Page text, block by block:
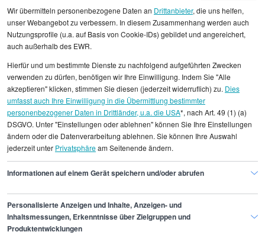
Berufsjahren steigt das Gehalt als
Verkaufsfahrer mit zunehmender Erfahrung und
Kundenkenntnis kontinuierlich an.
Tarifgebundene Unternehmen bieten oft
transparente Einstufungen für Verkaufsfahrer.
Achten Sie neben dem Grundgehalt auch auf das
Gesamtpaket: Einige Arbeitgeber bieten
Einarbeitungsprogramme,
Fahrsicherheitstrainings oder attraktive
Provisionsmodelle, die Ihr Einkommen als
Verkaufsfahrer mittelfristig deutlich steigern
können. Seien Sie in der ersten Verhandlung nicht
zu fordernd, aber auch nicht unter Wert.
Wir übermitteln personenbezogene Daten an Drittanbieter, die uns helfen,
unser Webangebot zu verbessern. In diesem Zusammenhang werden auch
Nutzungsprofile (u.a. auf Basis von Cookie-IDs) gebildet und angereichert,
auch außerhalb des EWR.
Hierfür und um bestimmte Dienste zu nachfolgend aufgeführten Zwecken
verwenden zu dürfen, benötigen wir Ihre Einwilligung. Indem Sie "Alle
akzeptieren" klicken, stimmen Sie diesen (jederzeit widerruflich) zu. Dies
umfasst auch Ihre Einwilligung in die Übermittlung bestimmter
personenbezogener Daten in Drittländer, u.a. die USA*, nach Art. 49 (1) (a)
DSGVO. Unter "Einstellungen oder ablehnen" können Sie Ihre Einstellungen
ändern oder die Datenverarbeitung ablehnen. Sie können Ihre Auswahl
jederzeit unter Privatsphäream Seitenende ändern.
Informationen auf einem Gerät speichern und/oder abrufen
Personalisierte Anzeigen und Inhalte, Anzeigen- und
Inhaltsmessungen, Erkenntnisse über Zielgruppen und
Produktentwicklungen